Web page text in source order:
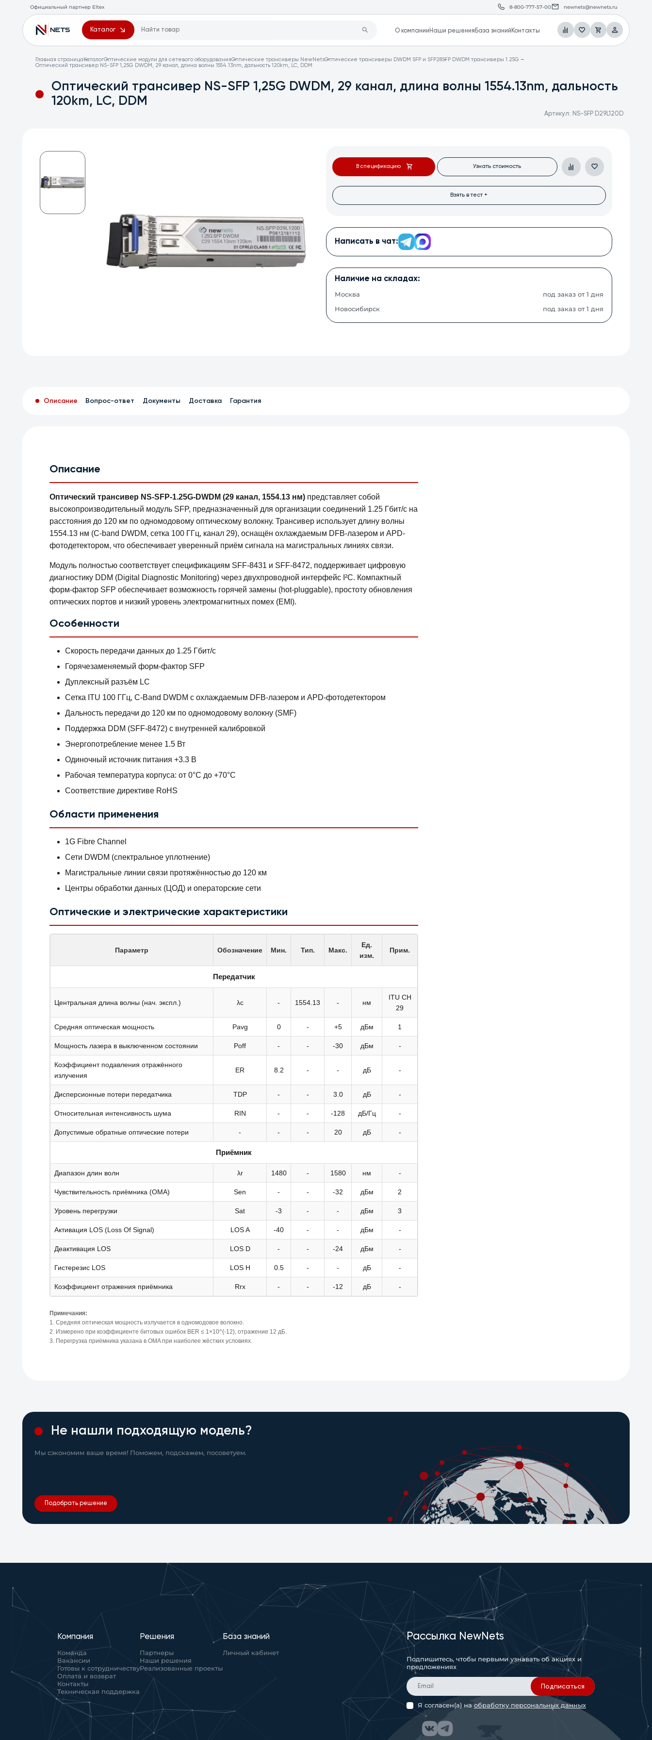
Официальный партнер Eltex 8-800-777-57-00 newnets@newnets.ru
Каталог О компании Наши решения База знаний Контакты
Главная страницаКаталогОптические модули для сетевого оборудованияОптические трансиверы NewNetsОптические трансиверы DWDM SFP и SFP28SFP DWDM трансиверы 1.25G
Оптический трансивер NS-SFP 1,25G DWDM, 29 канал, длина волны 1554.13nm, дальность 120km, LC, DDM
Оптический трансивер NS-SFP 1,25G DWDM, 29 канал, длина волны 1554.13nm, дальность
120km, LC, DDM
Артикул: NS-SFP D29L120D
В спецификацию Узнать стоимость
Взять в тест +
Написать в чат:
Наличие на складах:
Москва
под заказ от 1 дня
Новосибирск
под заказ от 1 дня
Описание Вопрос-ответ Документы Доставка Гарантия
Описание
Оптический трансивер NS-SFP-1.25G-DWDM (29 канал, 1554.13 нм) представляет собой
высокопроизводительный модуль SFP, предназначенный для организации соединений 1.25 Гбит/с на
расстояния до 120 км по одномодовому оптическому волокну. Трансивер использует длину волны
1554.13 нм (C-band DWDM, сетка 100 ГГц, канал 29), оснащён охлаждаемым DFB-лазером и APD-
фотодетектором, что обеспечивает уверенный приём сигнала на магистральных линиях связи.
Модуль полностью соответствует спецификациям SFF-8431 и SFF-8472, поддерживает цифровую
диагностику DDM (Digital Diagnostic Monitoring) через двухпроводной интерфейс I²C. Компактный
форм-фактор SFP обеспечивает возможность горячей замены (hot-pluggable), простоту обновления
оптических портов и низкий уровень электромагнитных помех (EMI).
Особенности
Скорость передачи данных до 1.25 Гбит/с
Горячезаменяемый форм-фактор SFP
Дуплексный разъём LC
Сетка ITU 100 ГГц, C-Band DWDM с охлаждаемым DFB-лазером и APD-фотодетектором
Дальность передачи до 120 км по одномодовому волокну (SMF)
Поддержка DDM (SFF-8472) с внутренней калибровкой
Энергопотребление менее 1.5 Вт
Одиночный источник питания +3.3 В
Рабочая температура корпуса: от 0°C до +70°C
Соответствие директиве RoHS
Области применения
1G Fibre Channel
Сети DWDM (спектральное уплотнение)
Магистральные линии связи протяжённостью до 120 км
Центры обработки данных (ЦОД) и операторские сети
Оптические и электрические характеристики
Параметр Обозначение Мин. Тип. Макс.
Ед.
изм.
Прим.
Передатчик
Центральная длина волны (нач. экспл.) λc - 1554.13 - нм
ITU CH
29
Средняя оптическая мощность Pavg 0 - +5 дБм 1
Мощность лазера в выключенном состоянии Poff - - -30 дБм -
Коэффициент подавления отражённого
излучения
ER 8.2 - - дБ -
Дисперсионные потери передатчика TDP - - 3.0 дБ -
Относительная интенсивность шума RIN - - -128 дБ/Гц -
Допустимые обратные оптические потери - - - 20 дБ -
Приёмник
Диапазон длин волн λr 1480 - 1580 нм -
Чувствительность приёмника (OMA) Sen - - -32 дБм 2
Уровень перегрузки Sat -3 - - дБм 3
Активация LOS (Loss Of Signal) LOS A -40 - - дБм -
Деактивация LOS LOS D - - -24 дБм -
Гистерезис LOS LOS H 0.5 - - дБ -
Коэффициент отражения приёмника Rrx - - -12 дБ -
Примечания:
1. Средняя оптическая мощность излучается в одномодовое волокно.
2. Измерено при коэффициенте битовых ошибок BER ≤ 1×10^{-12}, отражение 12 дБ.
3. Перегрузка приёмника указана в OMA при наиболее жёстких условиях.
Не нашли подходящую модель?
Мы сэкономим ваше время! Поможем, подскажем, посоветуем.
Подобрать решение
Компания
Команда
Вакансии
Готовы к сотрудничеству
Оплата и возврат
Контакты
Техническая поддержка
Решения
Партнеры
Наши решения
Реализованные проекты
База знаний
Личный кабинет
Рассылка NewNets
Подпишитесь, чтобы первыми узнавать об акциях и
предложениях
Подписаться
Я согласен(а) на обработку персональных данных